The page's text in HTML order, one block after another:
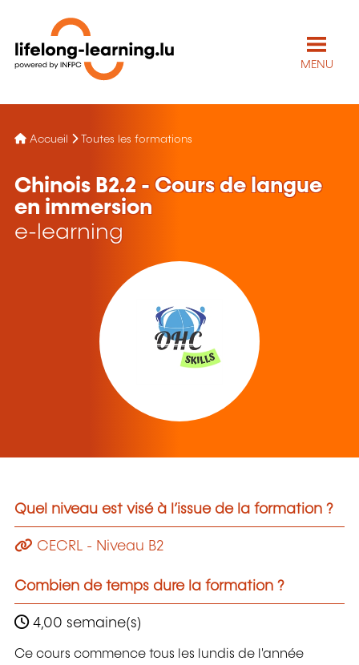
MENU
Accueil Toutes les formations
Chinois B2.2 - Cours de langue
en immersion
e-learning
Quel niveau est visé à l’issue de la formation ?
CECRL - Niveau B2
Combien de temps dure la formation ?
4,00 semaine(s)
Ce cours commence tous les lundis de l'année